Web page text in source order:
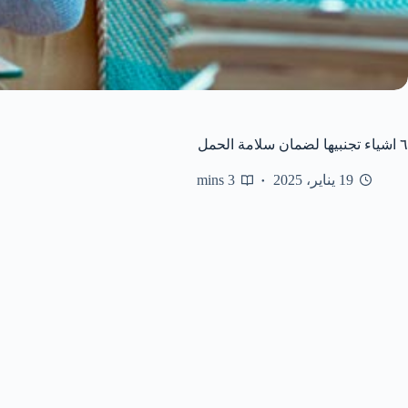
٦ اشياء تجنبيها لضمان سلامة الحمل
19 يناير، 2025 3 mins